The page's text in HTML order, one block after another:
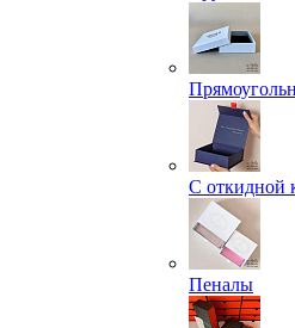
С откидной
Пеналы